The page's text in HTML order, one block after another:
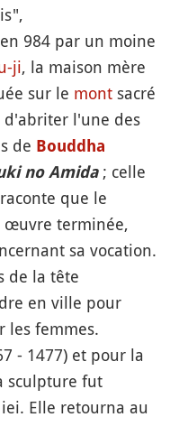
984 par un moine
ji, la maison mère
sur le mont sacré
d'abriter l'une des
de Bouddha
no Amida; celle
que le
œuvre terminée,
sa vocation.
de la tête
en ville pour
les femmes.
- 1477) et pour la
sculpture fut
Elle retourna au